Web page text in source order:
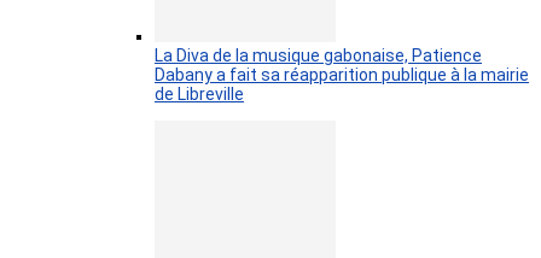
La Diva de la musique gabonaise, Patience
Dabany a fait sa réapparition publique à la mairie
de Libreville